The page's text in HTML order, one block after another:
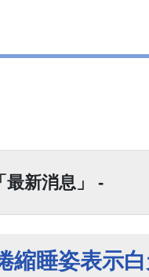
最新消息」 -
縮睡姿表示